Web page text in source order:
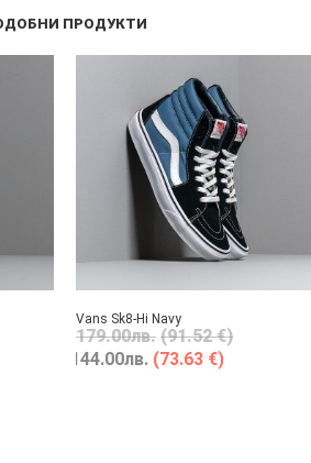
ПРОДУКТИ
Vans Sk8-Hi Navy
179.00лв. (91.52 €)
144.00лв. (73.63 €)